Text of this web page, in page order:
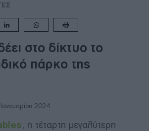
στο δίκτυο το
πάρκο της
2024
, η τέταρτη μεγαλύτερη